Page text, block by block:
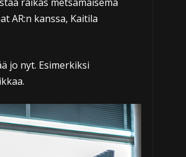
AR:n kanssa, Kaitila
jo nyt. Esimerkiksi